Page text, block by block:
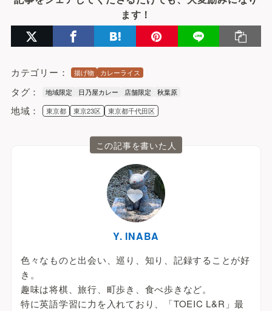
ます！
カテゴリー： 揚げ物 カレーライス
タグ： 地域限定 日乃屋カレー 店舗限定 秋葉原
地域： 東京都 東京23区 東京都千代田区
この記事を書いた人
Y. INABA
色々なものと出会い、巡り、知り、記録することが好
き。
趣味は将棋、旅行、町歩き、食べ歩きなど。
特に英語学習に力を入れており、「TOEIC L&R」最